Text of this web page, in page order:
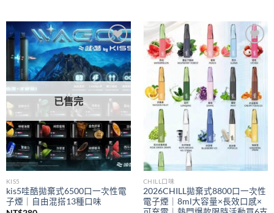
NT$300
到
NT$350
Add to
wishlist
已售完
KIS5
kis5哇酷拋棄式6500口一次性電
子煙｜自由混搭13種口味
Add to
wishlist
CHILL口味
2026CHILL拋棄式8800口一次性
電子煙｜8ml大容量×長效口感×